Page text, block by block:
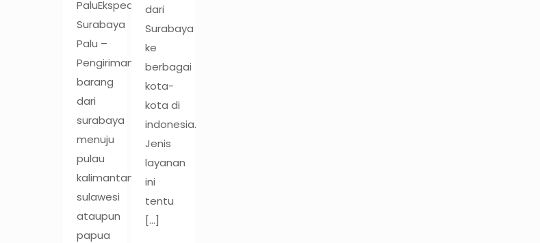
PaluEkspedisi
Surabaya
Palu –
Pengiriman
barang
dari
surabaya
menuju
pulau
kalimantan,
sulawesi
ataupun
papua
dari
Surabaya
ke
berbagai
kota-
kota di
indonesia.
Jenis
layanan
ini
tentu
[…]